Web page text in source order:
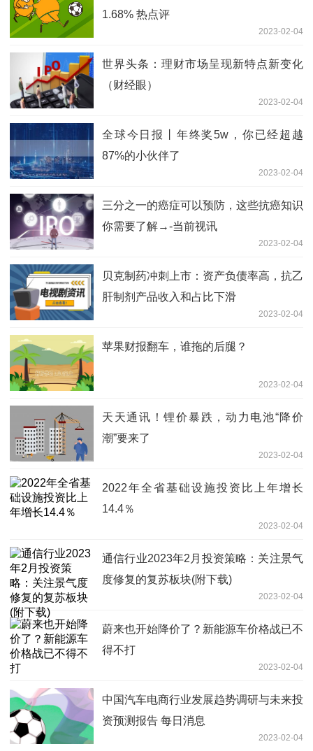
1.68% 热点评
2023-02-04
世界头条：理财市场呈现新特点新变化
（财经眼）
2023-02-04
全球今日报丨年终奖5w，你已经超越
87%的小伙伴了
2023-02-04
三分之一的癌症可以预防，这些抗癌知识
你需要了解→-当前视讯
2023-02-04
贝克制药冲刺上市：资产负债率高，抗乙
肝制剂产品收入和占比下滑
2023-02-04
苹果财报翻车，谁拖的后腿？
2023-02-04
天天通讯！锂价暴跌，动力电池“降价
潮”要来了
2023-02-04
2022年全省基础设施投资比上年增长
14.4％
2023-02-04
通信行业2023年2月投资策略：关注景气
度修复的复苏板块(附下载)
2023-02-04
蔚来也开始降价了？新能源车价格战已不
得不打
2023-02-04
中国汽车电商行业发展趋势调研与未来投
资预测报告 每日消息
2023-02-04